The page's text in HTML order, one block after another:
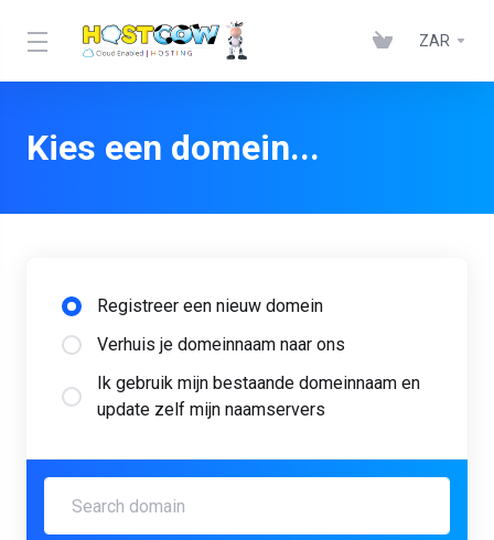
ZAR
Kies een domein...
Registreer een nieuw domein
Verhuis je domeinnaam naar ons
Ik gebruik mijn bestaande domeinnaam en
update zelf mijn naamservers